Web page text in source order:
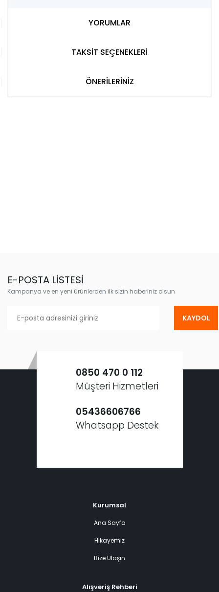
YORUMLAR
TAKSİT SEÇENEKLERİ
ÖNERİLERİNİZ
E-POSTA LİSTESİ
Kampanya ve en yeni ürünlerden ilk sizin haberiniz olsun
KAYDOL
0850 470 0 112
Müşteri Hizmetleri
05436606766
Whatsapp Destek
Kurumsal
Ana Sayfa
Hikayemiz
Bize Ulaşın
Alışveriş Rehberi